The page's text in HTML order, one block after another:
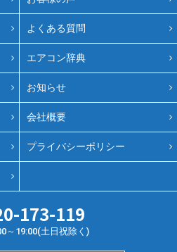
よくある質問
エアコン辞典
お知らせ
会社概要
プライバシーポリシー
173-119
～19:00(土日祝除く)